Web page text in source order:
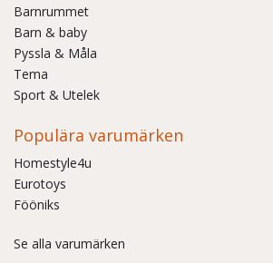
Barnrummet
Barn & baby
Pyssla & Måla
Tema
Sport & Utelek
Populära varumärken
Homestyle4u
Eurotoys
Fööniks
Se alla varumärken